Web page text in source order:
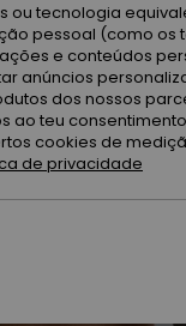
ou tecnologia
pessoal (como
e conteúdos
anúncios
dos nossos
ao teu
cookies de
de privacidade